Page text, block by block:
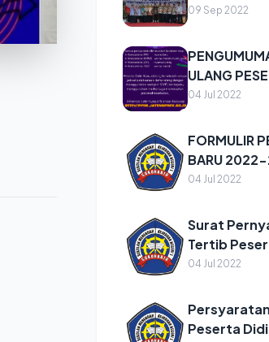
Pancasila
09 Sep 2022
ULANG
SMKN 1
04 Jul 2022
FORMULIR
BARU
04 Jul 2022
Surat
Tertib
2022/2023
04 Jul 2022
Peserta